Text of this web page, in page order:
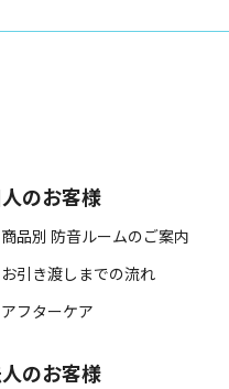
のお客様
品別 防音ルームのご案内
引き渡しまでの流れ
フターケア
のお客様